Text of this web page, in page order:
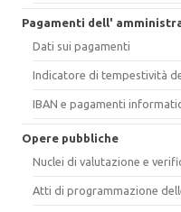
Pagamenti dell'
Dati sui pagamenti
Indicatore di tempestività
IBAN e pagamenti
Opere pubbliche
Nuclei di valutazione e
Atti di programmazione